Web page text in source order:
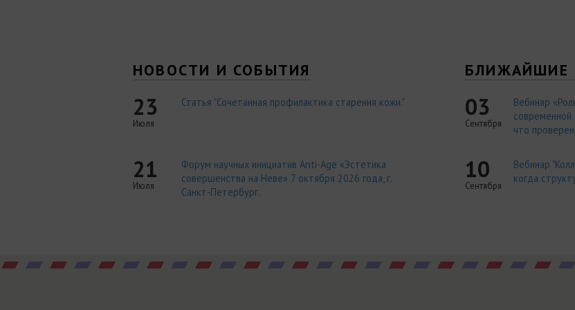
НОВОСТИ И СОБЫТИЯ
23
Июля
Статья "Сочетанная профилактика старения кожи."
21
Июля
Форум научных инициатив Anti-Age «Эстетика
совершенства на Неве» 7 октября 2026 года, г.
Санкт-Петербург.
БЛИЖАЙШИЕ
03
Сентября
Вебинар
современной
что
10
Сентября
Вебинар
когда